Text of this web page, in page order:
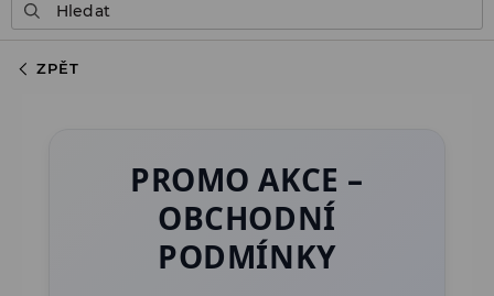
Hledat
ZPĚT
PROMO AKCE –
OBCHODNÍ
PODMÍNKY